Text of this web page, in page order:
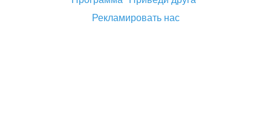
возможно
Рекламировать нас